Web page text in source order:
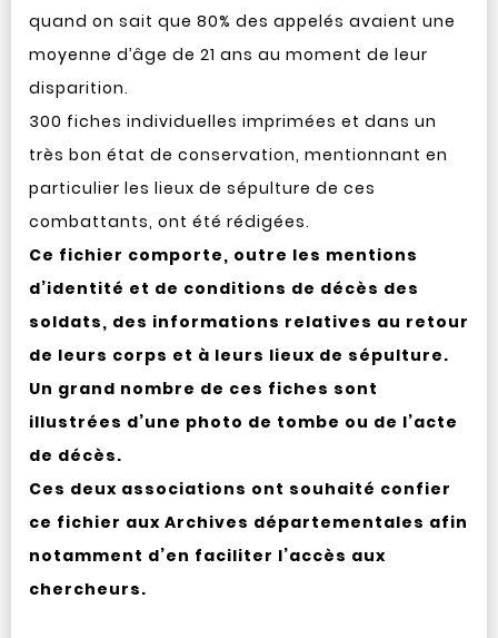
quand on sait que 80% des appelés avaient une
moyenne d’âge de 21 ans au moment de leur
disparition.
300 fiches individuelles imprimées et dans un
très bon état de conservation, mentionnant en
particulier les lieux de sépulture de ces
combattants, ont été rédigées.
Ce fichier comporte, outre les mentions
d’identité et de conditions de décès des
soldats, des informations relatives au retour
de leurs corps et à leurs lieux de sépulture.
Un grand nombre de ces fiches sont
illustrées d’une photo de tombe ou de l’acte
de décès.
Ces deux associations ont souhaité confier
ce fichier aux Archives départementales afin
notamment d’en faciliter l’accès aux
chercheurs.